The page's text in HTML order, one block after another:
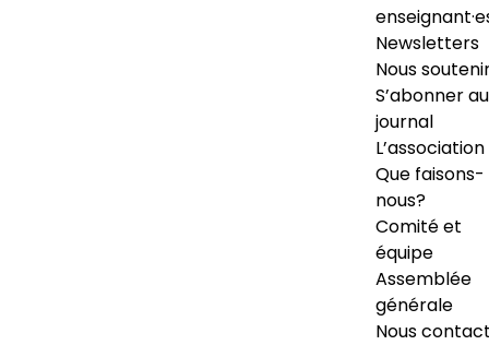
Newsletters
Nous
S’abonner au
journal
L’association
Que faisons-
nous?
Comité et
équipe
Assemblée
générale
Nous